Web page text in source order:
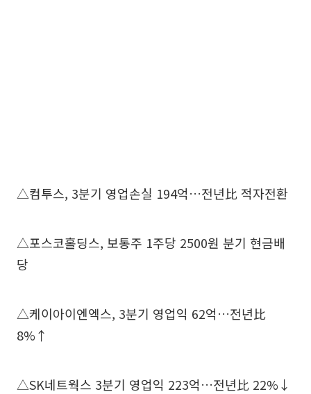
△컴투스, 3분기 영업손실 194억…전년比 적자전환
△포스코홀딩스, 보통주 1주당 2500원 분기 현금배
당
△케이아이엔엑스, 3분기 영업익 62억…전년比
8%↑
△SK네트웍스 3분기 영업익 223억…전년比 22%↓